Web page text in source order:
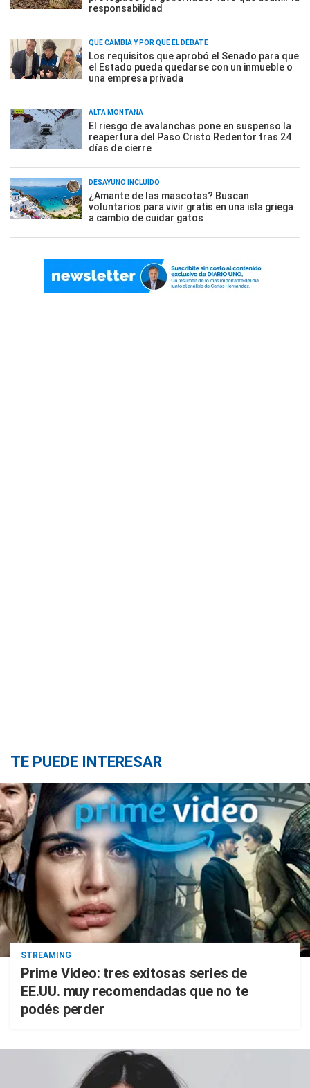
responsabilidad
QUÉ CAMBIA Y POR QUÉ EL DEBATE
Los requisitos que aprobó el Senado para que
el Estado pueda quedarse con un inmueble o
una empresa privada
ALTA MONTAÑA
El riesgo de avalanchas pone en suspenso la
reapertura del Paso Cristo Redentor tras 24
días de cierre
DESAYUNO INCLUÍDO
¿Amante de las mascotas? Buscan
voluntarios para vivir gratis en una isla griega
a cambio de cuidar gatos
TE PUEDE INTERESAR
STREAMING
Prime Video: tres exitosas series de
EE.UU. muy recomendadas que no te
podés perder